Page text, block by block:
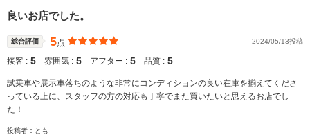
良いお店でした。
総合評価 5点 2024/05/13投稿
接客 : 5 雰囲気 : 5 アフター : 5 品質 : 5
試乗車や展示車落ちのような非常にコンディションの良い在庫を揃えてくださ
っている上に、スタッフの方の対応も丁寧でまた買いたいと思えるお店でし
た！
投稿者：とも